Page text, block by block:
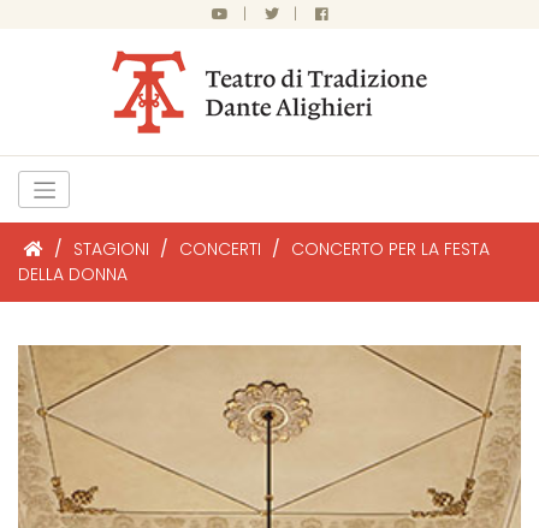
| |
/ STAGIONI / CONCERTI / CONCERTO PER LA FESTA
DELLA DONNA